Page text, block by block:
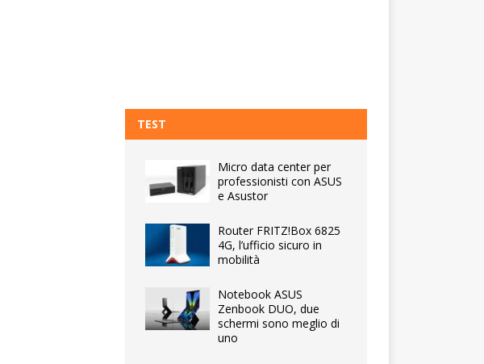
TEST
Micro data center per
professionisti con ASUS
e Asustor
Router FRITZ!Box 6825
4G, l’ufficio sicuro in
mobilità
Notebook ASUS
Zenbook DUO, due
schermi sono meglio di
uno